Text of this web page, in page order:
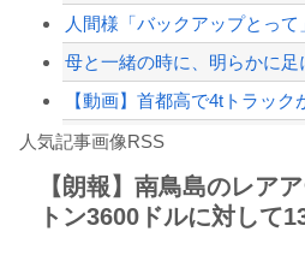
8/4のニュース
人気記事画像RSS
【朗報】南鳥島のレア
トン3600ドルに対して